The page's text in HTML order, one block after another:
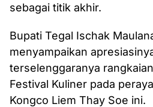
sebagai titik akhir.
Bupati Tegal Ischak
menyampaikan
terselenggaranya
Festival Kuliner pada
Kongco Liem Thay Soe ini.